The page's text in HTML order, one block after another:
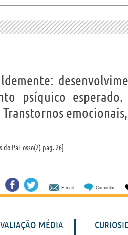
psíquico esperado.
do Pai- osso(2) pag. 26
E-mail Comentar
MÉDIA